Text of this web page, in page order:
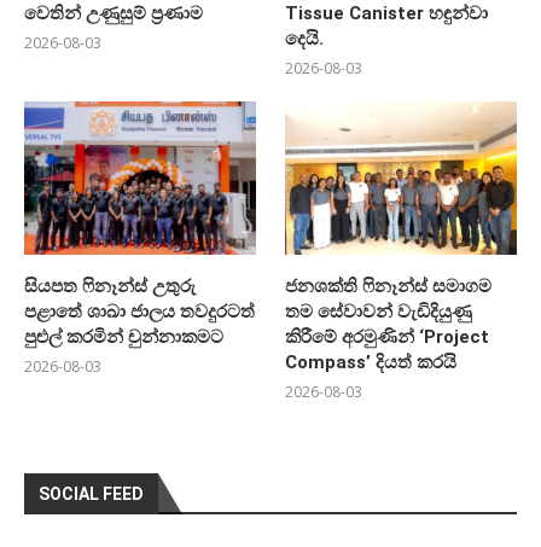
වෙතින් උණුසුම් ප්‍රණාම
2026-08-03
Tissue Canister හඳුන්වා
දෙයි.
2026-08-03
සියපත ෆිනෑන්ස් උතුරු
පළාතේ ශාඛා ජාලය තවදුරටත්
පුළුල් කරමින් චුන්නාකමට
2026-08-03
ජනශක්ති ෆිනෑන්ස් සමාගම
තම සේවාවන් වැඩිදියුණු
කිරීමේ අරමුණින් ‘Project
Compass’ දියත් කරයි
2026-08-03
SOCIAL FEED